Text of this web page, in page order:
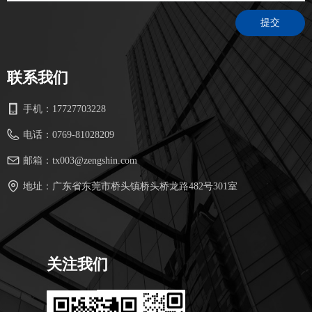
手机： 17727703228
电话： 0769-81028209
邮箱： tx003@zengshin.com
地址： 广东省东莞市桥头镇桥头桥龙路482号301室
联系我们
提交
关注我们